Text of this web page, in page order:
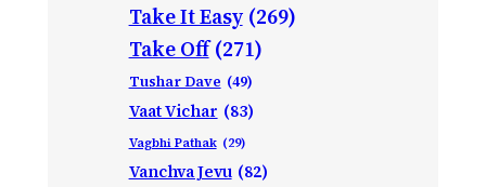
Take It Easy (269)
Take Off (271)
Tushar Dave (49)
Vaat Vichar (83)
Vagbhi Pathak (29)
Vanchva Jevu (82)